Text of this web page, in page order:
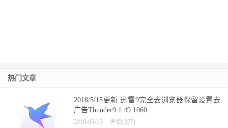
热门文章
2018/5/15更新 迅雷9完全去浏览器保留设置去
广告Thunder9.1.49.1060
2018-05-15 评论(377)